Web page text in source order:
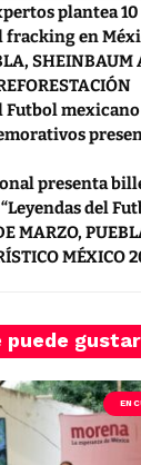
plantea
fracking en
SHEINBAUM
Futbol
presenta
del
MARZO,
MÉXICO
puede gustar